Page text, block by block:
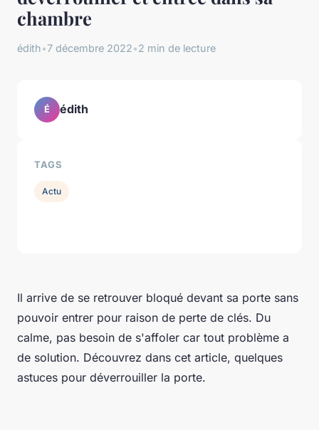
chambre
édith•7 décembre 2022•2 min de lecture
Il arrive de se retrouver bloqué devant sa porte sans
pouvoir entrer pour raison de perte de clés. Du
calme, pas besoin de s'affoler car tout problème a
de solution. Découvrez dans cet article, quelques
astuces pour déverrouiller la porte.
É édith
TAGS
Actu